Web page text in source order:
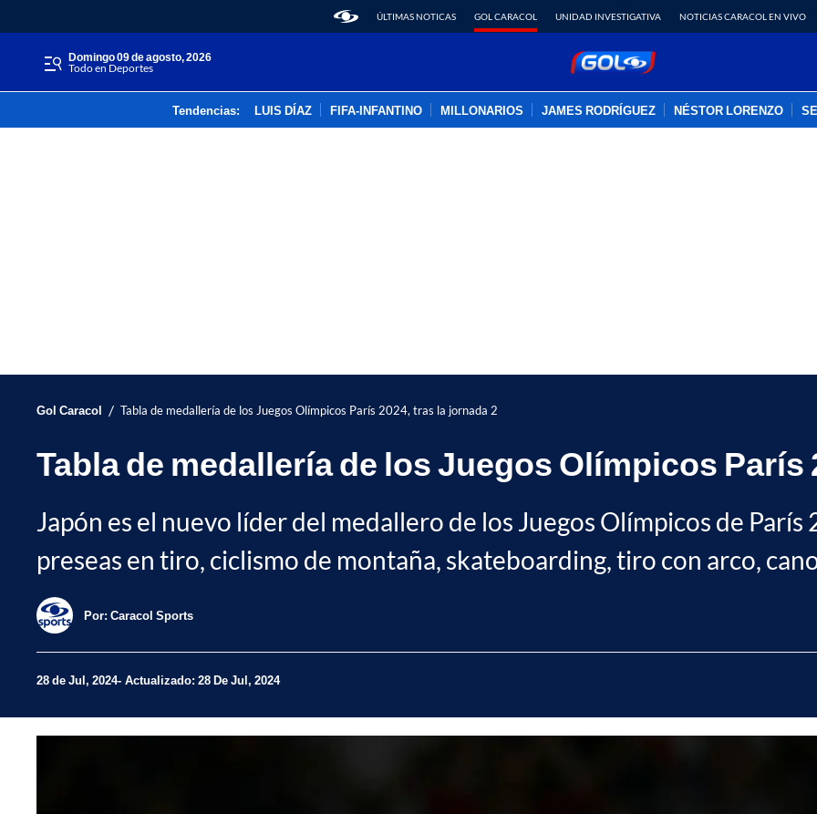
ÚLTIMAS NOTICAS GOL CARACOL UNIDAD INVESTIGATIVA NOTICIAS CARACOL EN VIVO
domingo 09 de agosto, 2026
Todo en Deportes
Tendencias: LUIS DÍAZ FIFA-INFANTINO MILLONARIOS JAMES RODRÍGUEZ NÉSTOR LORENZO
Gol Caracol / Tabla de medallería de los Juegos Olímpicos París 2024, tras la jornada 2
Tabla de medallería de los Juegos Olímpicos París
Japón es el nuevo líder del medallero de los Juegos Olímpicos de París
preseas en tiro, ciclismo de montaña, skateboarding, tiro con arco,
Por: Caracol Sports
28 de Jul, 2024 Actualizado: 28 De Jul, 2024